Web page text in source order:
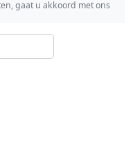
gaat u akkoord met ons